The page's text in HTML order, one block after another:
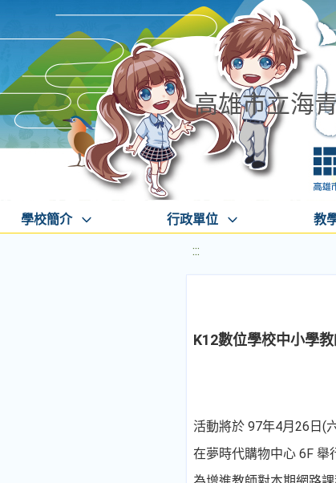
高雄市立海
學校簡介 行政單位 教
:::
K12數位學校中小學
活動將於 97年4月26日(
在夢時代購物中心 6F 舉